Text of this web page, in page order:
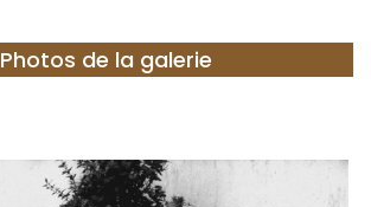
Photos de la galerie